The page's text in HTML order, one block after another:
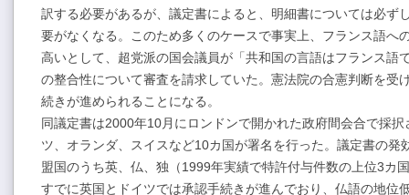
訳する必要があるが、議定書によると、明細書については必ず
要がなくなる。このため多くのケースで事実上、フランス語へ
高いとして、超党派の国会議員が「共和国の言語はフランス語
の整合性について審査を請求していた。憲法院の合憲判断を受
続きが進められることになる。
同議定書は2000年10月にロンドンで開かれた政府間会合で採
ツ、オランダ、スイスなど10カ国が署名を行った。議定書の発
盟国のうち英、仏、独（1999年実績で特許付与件数の上位3カ
すでに英国とドイツでは承認手続きが進んでおり、仏語の地位